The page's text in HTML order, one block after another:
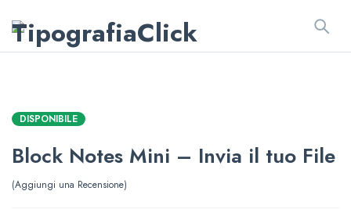
DISPONIBILE
Block Notes Mini – Invia il tuo File
Aggiungi una Recensione